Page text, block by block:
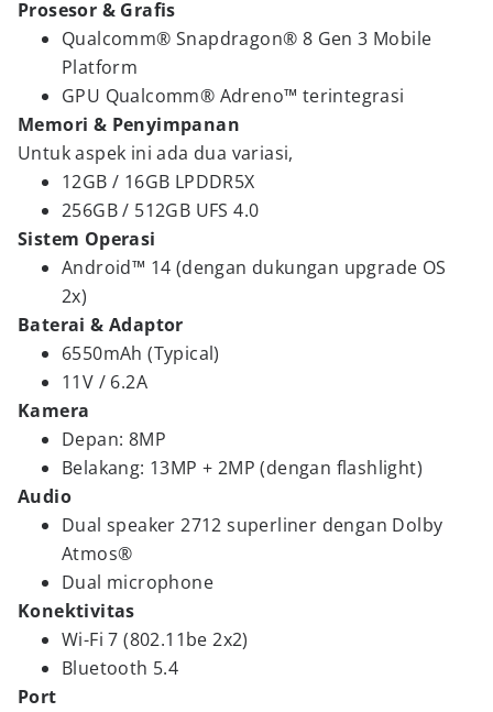
Prosesor & Grafis
Qualcomm® Snapdragon® 8 Gen 3 Mobile
Platform
GPU Qualcomm® Adreno™ terintegrasi
Memori & Penyimpanan
Untuk aspek ini ada dua variasi,
12GB / 16GB LPDDR5X
256GB / 512GB UFS 4.0
Sistem Operasi
Android™ 14 (dengan dukungan upgrade OS
2x)
Baterai & Adaptor
6550mAh (Typical)
11V / 6.2A
Kamera
Depan: 8MP
Belakang: 13MP + 2MP (dengan flashlight)
Audio
Dual speaker 2712 superliner dengan Dolby
Atmos®
Dual microphone
Konektivitas
Wi-Fi 7 (802.11be 2x2)
Bluetooth 5.4
Port